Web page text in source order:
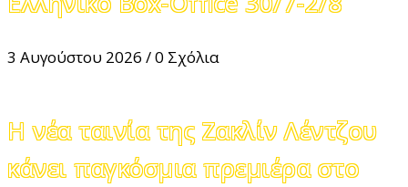
3 Αυγούστου 2026 /0 Σχόλια
Η νέα ταινία της Ζακλίν Λέντζου
κάνει παγκόσμια πρεμιέρα στο